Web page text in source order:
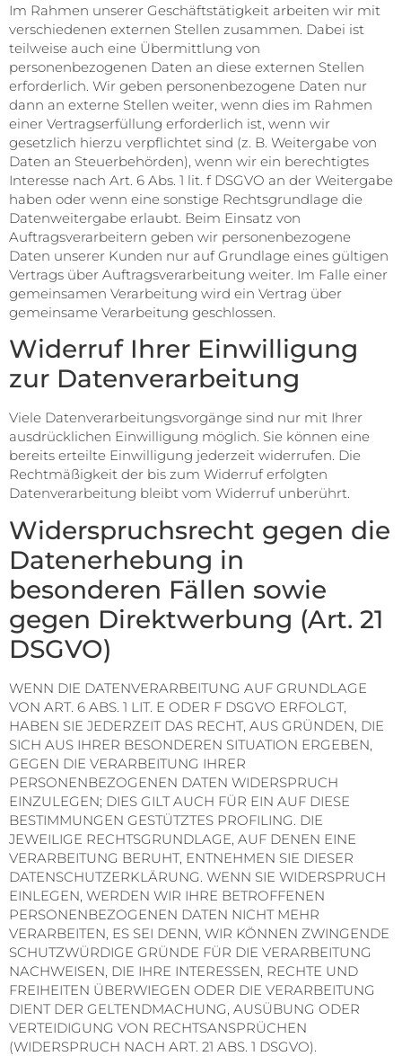
Im Rahmen unserer Geschäftstätigkeit arbeiten wir mit
verschiedenen externen Stellen zusammen. Dabei ist
teilweise auch eine Übermittlung von
personenbezogenen Daten an diese externen Stellen
erforderlich. Wir geben personenbezogene Daten nur
dann an externe Stellen weiter, wenn dies im Rahmen
einer Vertragserfüllung erforderlich ist, wenn wir
gesetzlich hierzu verpflichtet sind (z. B. Weitergabe von
Daten an Steuerbehörden), wenn wir ein berechtigtes
Interesse nach Art. 6 Abs. 1 lit. f DSGVO an der Weitergabe
haben oder wenn eine sonstige Rechtsgrundlage die
Datenweitergabe erlaubt. Beim Einsatz von
Auftragsverarbeitern geben wir personenbezogene
Daten unserer Kunden nur auf Grundlage eines gültigen
Vertrags über Auftragsverarbeitung weiter. Im Falle einer
gemeinsamen Verarbeitung wird ein Vertrag über
gemeinsame Verarbeitung geschlossen.
Widerruf Ihrer Einwilligung
zur Datenverarbeitung
Viele Datenverarbeitungsvorgänge sind nur mit Ihrer
ausdrücklichen Einwilligung möglich. Sie können eine
bereits erteilte Einwilligung jederzeit widerrufen. Die
Rechtmäßigkeit der bis zum Widerruf erfolgten
Datenverarbeitung bleibt vom Widerruf unberührt.
Widerspruchsrecht gegen die
Datenerhebung in
besonderen Fällen sowie
gegen Direktwerbung (Art. 21
DSGVO)
WENN DIE DATENVERARBEITUNG AUF GRUNDLAGE
VON ART. 6 ABS. 1 LIT. E ODER F DSGVO ERFOLGT,
HABEN SIE JEDERZEIT DAS RECHT, AUS GRÜNDEN, DIE
SICH AUS IHRER BESONDEREN SITUATION ERGEBEN,
GEGEN DIE VERARBEITUNG IHRER
PERSONENBEZOGENEN DATEN WIDERSPRUCH
EINZULEGEN; DIES GILT AUCH FÜR EIN AUF DIESE
BESTIMMUNGEN GESTÜTZTES PROFILING. DIE
JEWEILIGE RECHTSGRUNDLAGE, AUF DENEN EINE
VERARBEITUNG BERUHT, ENTNEHMEN SIE DIESER
DATENSCHUTZERKLÄRUNG. WENN SIE WIDERSPRUCH
EINLEGEN, WERDEN WIR IHRE BETROFFENEN
PERSONENBEZOGENEN DATEN NICHT MEHR
VERARBEITEN, ES SEI DENN, WIR KÖNNEN ZWINGENDE
SCHUTZWÜRDIGE GRÜNDE FÜR DIE VERARBEITUNG
NACHWEISEN, DIE IHRE INTERESSEN, RECHTE UND
FREIHEITEN ÜBERWIEGEN ODER DIE VERARBEITUNG
DIENT DER GELTENDMACHUNG, AUSÜBUNG ODER
VERTEIDIGUNG VON RECHTSANSPRÜCHEN
(WIDERSPRUCH NACH ART. 21 ABS. 1 DSGVO).